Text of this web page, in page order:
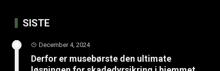
SISTE
December 4, 2024
Derfor er musebørste den ultimate